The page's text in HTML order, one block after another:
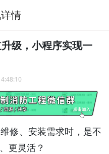
情
级，小程序实现一
修、安装需求时，是不
更灵活？